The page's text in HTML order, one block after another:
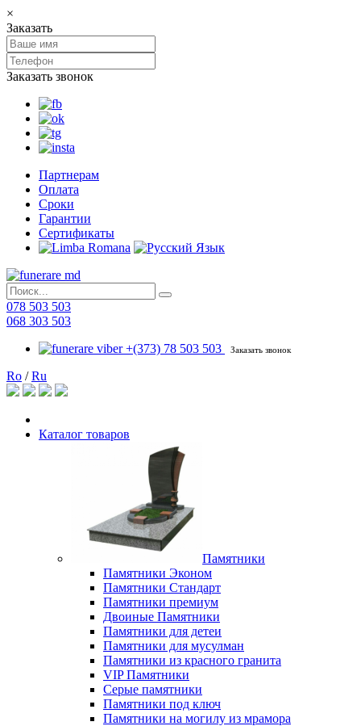
×
Заказать
Заказать звонок
Партнерам
Оплата
Сроки
Гарантии
Сертификаты
078 503 503
068 303 503
+(373) 78 503 503
Заказать звонок
Ro /Ru
Каталог товаров
Памятники
Памятники Эконом
Памятники Стандарт
Памятники премиум
Двоиные Памятники
Памятники для детеи
Памятники для мусулман
Памятники из красного гранита
VIP Памятники
Серые памятники
Памятники под ключ
Памятники на могилу из мрамора